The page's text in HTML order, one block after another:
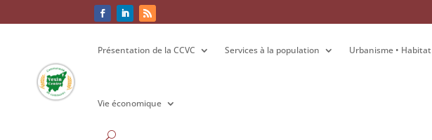
Présentation de la CCVC Services à la population Urbanisme • Habitat
Vie économique
Présentation de la CCVC Services à la population Urbanisme • Habitat
Vie économique